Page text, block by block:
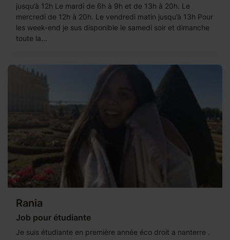
jusqu’à 12h Le mardi de 6h à 9h et de 13h à 20h. Le
mercredi de 12h à 20h. Le vendredi matin jusqu’à 13h Pour
les week-end je sus disponible le samedi soir et dimanche
toute la...
Rania
Job pour étudiante
Je suis étudiante en première année éco droit a nanterre .